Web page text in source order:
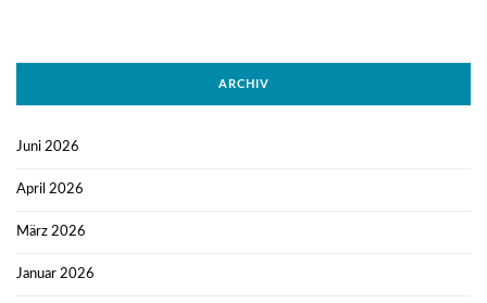
ARCHIV
Juni 2026
April 2026
März 2026
Januar 2026